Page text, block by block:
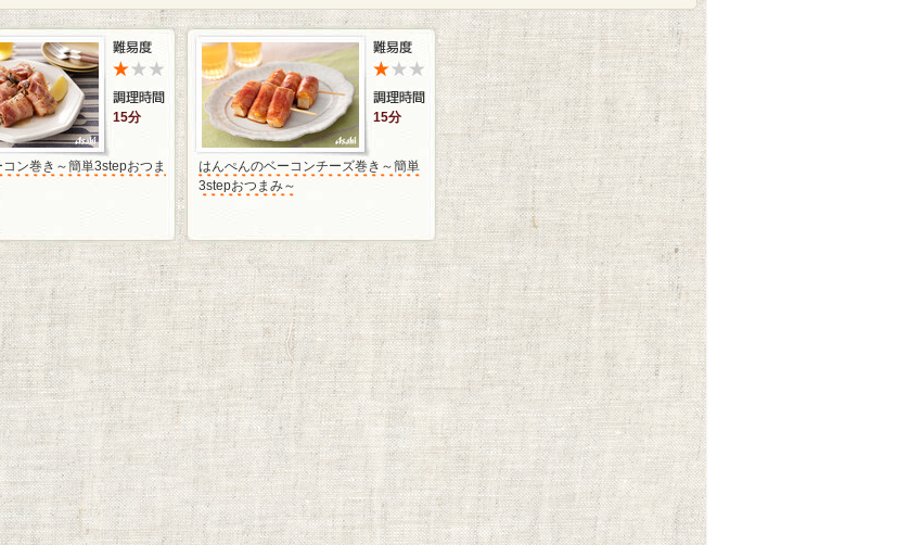
15分
ン巻き～簡単3stepおつま
15分
はんぺんのベーコンチーズ巻き～簡単
3stepおつまみ～